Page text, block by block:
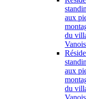
aux
du
aux
du